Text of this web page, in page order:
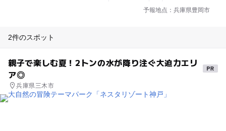
予報地点：兵庫県豊岡市
2件のスポット
親子で楽しむ夏！2トンの水が降り注ぐ大迫力エリ
ア◎
兵庫県三木市